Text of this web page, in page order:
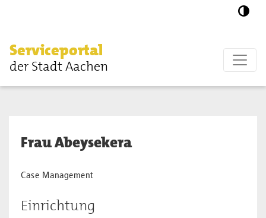
Serviceportal
der Stadt Aachen
Frau Abeysekera
Case Management
Einrichtung